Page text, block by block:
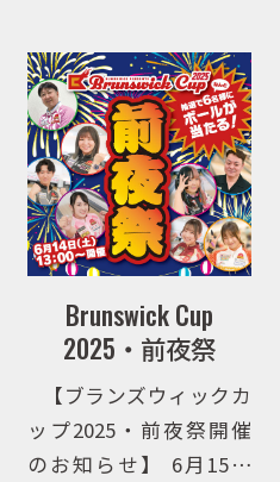
新技術と、コアデザイ
ン・カバーストックの設
計思 […]
Brunswick Cup
2025・前夜祭
​ 【ブランズウィックカ
ップ2025・前夜祭開催
のお知らせ】 6月15日